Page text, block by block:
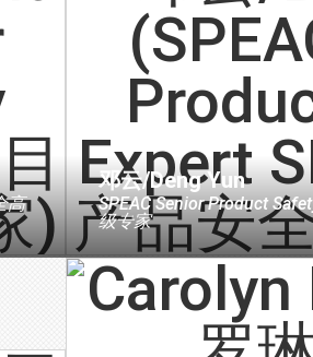
高
邓云/Deng Yun
SPEAC Senior Product
级专家